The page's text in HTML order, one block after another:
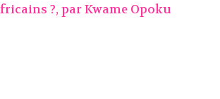
?, parKwame Opoku